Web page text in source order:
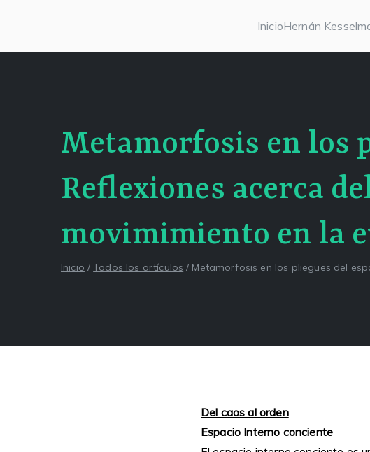
Centro Kesselman
InicioHernán
Metamorfosis en los
Reflexiones acerca
movimimiento en la
Inicio Todos los artículos Metamorfosis en los pliegues del
Del caos al orden
Espacio Interno conciente